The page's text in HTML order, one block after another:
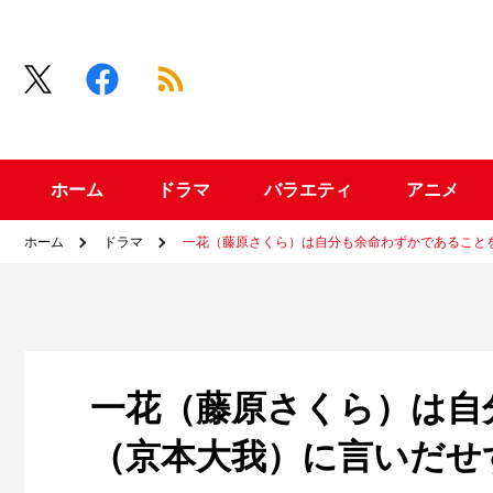
ホーム ドラマ バラエティ アニメ
ホーム ドラマ 一花（藤原さくら）は自分も余命わずかであるこ
一花（藤原さくら）は
（京本大我）に言いだ